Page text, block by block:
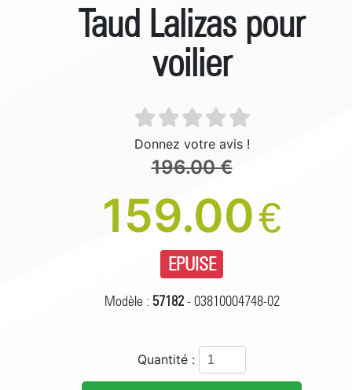
Taud Lalizas pour
voilier
Donnez votre avis !
196.00 €
159.00€
EPUISE
Modèle : 57182- 03810004748-02
Quantité :